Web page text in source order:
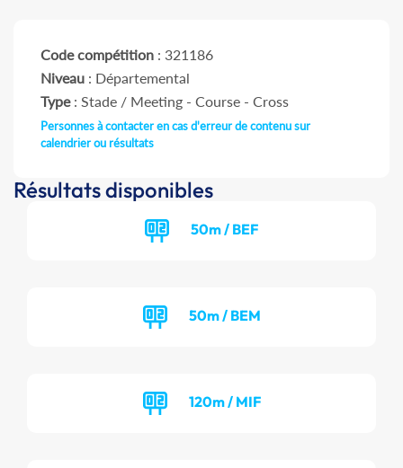
Code compétition : 321186
Niveau : Départemental
Type: Stade / Meeting - Course - Cross
Personnes à contacter en cas d'erreur de contenu sur
calendrier ou résultats
Résultats disponibles
50m / BEF
50m / BEM
120m / MIF